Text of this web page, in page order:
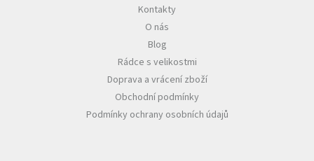
Kontakty
O nás
Blog
Rádce s velikostmi
Doprava a vrácení zboží
Obchodní podmínky
Podmínky ochrany osobních údajů